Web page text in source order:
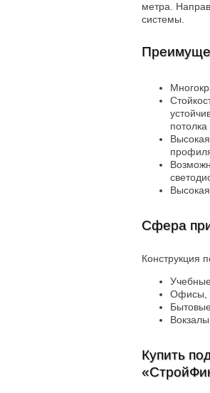
метра.
системы.
Сфера
Конструкция
Офисы,
Купить